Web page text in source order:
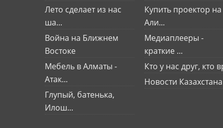
Лето сделает из нас
ша...
Война на Ближнем
Востоке
Мебель в Алматы -
Атак...
Глупый, батенька,
Илош...
Купить проектор на
Али...
Медиаплееры -
краткие ...
Кто у нас друг, кто
Новости Казахстана